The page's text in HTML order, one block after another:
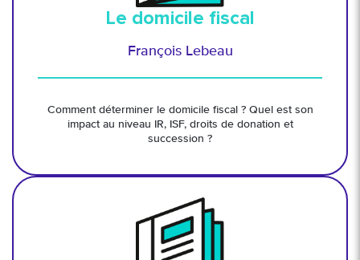
Le domicile fiscal
François Lebeau
Comment déterminer le domicile fiscal ? Quel est son
impact au niveau IR, ISF, droits de donation et
succession ?